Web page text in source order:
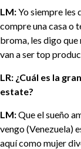
LM:Yo siempre les
compre una casa o
broma, les digo que
van a ser top
LR: ¿Cuál es la
estate?
LM:Que el sueño
vengo (Venezuela)
aquí como mujer